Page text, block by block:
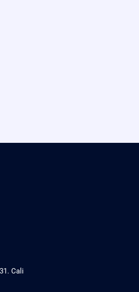
Cali